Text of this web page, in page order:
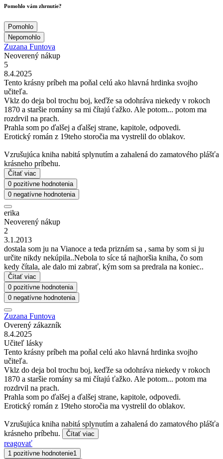
Pomohlo vám zhrnutie?
Pomohlo
Nepomohlo
Zuzana Funtova
Neoverený nákup
5
8.4.2025
Tento krásny príbeh ma poňal celú ako hlavná hrdinka svojho
učiteľa.
Vklz do deja bol trochu boj, keďže sa odohráva niekedy v rokoch
1870 a staršie romány sa mi čítajú ťažko. Ale potom... potom ma
rozdrvil na prach.
Prahla som po ďalšej a ďalšej strane, kapitole, odpovedi.
Erotický román z 19teho storočia ma vystrelil do oblakov.
Vzrušujúca kniha nabitá splynutím a zahalená do zamatového plášťa
krásneho príbehu.
Čítať viac
0 pozitívne hodnotenia
0 negatívne hodnotenia
erika
Neoverený nákup
2
3.1.2013
dostala som ju na Vianoce a teda priznám sa , sama by som si ju
určite nikdy nekúpila..Nebola to síce tá najhoršia kniha, čo som
kedy čítala, ale dalo mi zabrať, kým som sa predrala na koniec..
Čítať viac
0 pozitívne hodnotenia
0 negatívne hodnotenia
Zuzana Funtova
Overený zákazník
8.4.2025
Učiteľ lásky
Tento krásny príbeh ma poňal celú ako hlavná hrdinka svojho
učiteľa.
Vklz do deja bol trochu boj, keďže sa odohráva niekedy v rokoch
1870 a staršie romány sa mi čítajú ťažko. Ale potom... potom ma
rozdrvil na prach.
Prahla som po ďalšej a ďalšej strane, kapitole, odpovedi.
Erotický román z 19teho storočia ma vystrelil do oblakov.
Vzrušujúca kniha nabitá splynutím a zahalená do zamatového plášťa
krásneho príbehu.
Čítať viac
reagovať
1 pozitívne hodnotenie1